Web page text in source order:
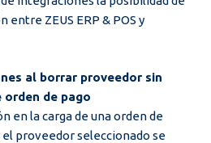
ZEUS ERP & POS y
al borrar proveedor sin
de pago
en la carga de una orden de
proveedor seleccionado se